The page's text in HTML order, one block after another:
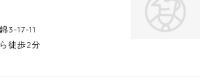
錦3-17-11
徒歩2分